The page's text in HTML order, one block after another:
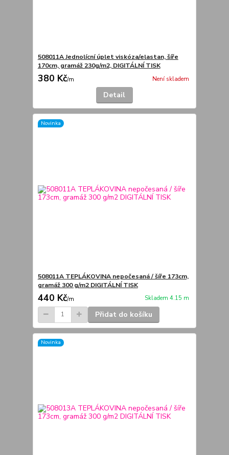
508011A Jednolícní úplet viskóza/elastan, šíře
170cm, gramáž 230g/m2, DIGITÁLNÍ TISK
380 Kč/m Není skladem
Detail
Novinka
508011A TEPLÁKOVINA nepočesaná / šíře 173cm,
gramáž 300 g/m2 DIGITÁLNÍ TISK
440 Kč/m Skladem 4.15 m
Přidat do košíku
Novinka